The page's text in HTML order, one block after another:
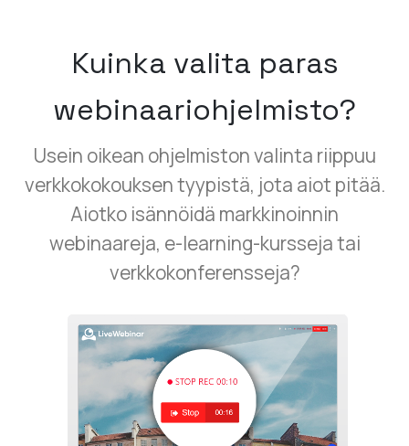
Kuinka valita paras
webinaariohjelmisto?
Usein oikean ohjelmiston valinta riippuu
verkkokokouksen tyypistä, jota aiot pitää.
Aiotko isännöidä markkinoinnin
webinaareja, e-learning-kursseja tai
verkkokonferensseja?